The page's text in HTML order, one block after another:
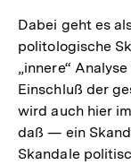
Dabei geht es
politologische
„innere“
Einschluß der
wird auch hier
daß — ein
Skandale